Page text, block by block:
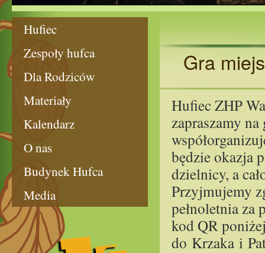
Hufiec
Zespoły hufca
Dla Rodziców
Materiały
Kalendarz
O nas
Budynek Hufca
Media
Gra
​Hufiec ZHP
zapraszamy
będzie okazja
dzielnicy, a
Przyjmujemy
pełnoletnia za
kod QR
do Krzaka i